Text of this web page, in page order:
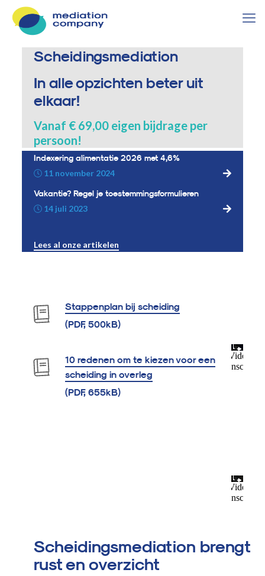
Scheidingsmediation
In alle opzichten beter uit
elkaar!
Vanaf € 69,00 eigen bijdrage per
persoon!
Indexering alimentatie 2026 met 4,6%
11 november 2024
Vakantie? Regel je toestemmingsformulieren
14 juli 2023
Lees al onze artikelen
Stappenplan bij scheiding
(PDF, 500kB)
10 redenen om te kiezen voor een
scheiding in overleg
(PDF, 655kB)
Scheidingsmediation brengt
rust en overzicht